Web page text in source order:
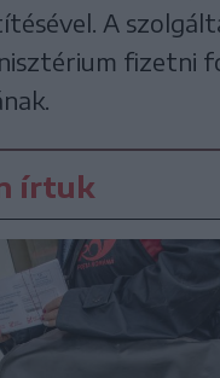
A
fizetni
írtuk